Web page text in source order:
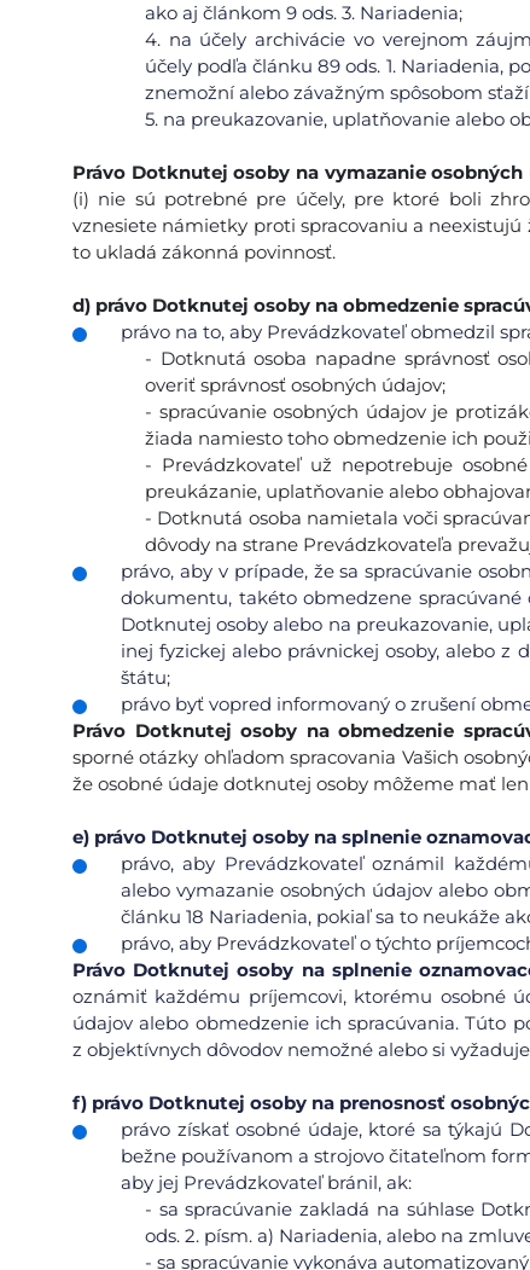
ako aj článkom 9 ods. 3. Nariadenia;
4. na účely archivácie vo verejnom
účely podľa článku 89 ods. 1. Nariadenia,
znemožní alebo závažným spôsobom
5. na preukazovanie, uplatňovanie alebo
Právo Dotknutej osoby na vymazanie osobných
(i) nie sú potrebné pre účely, pre ktoré boli
vznesiete námietky proti spracovaniu a
to ukladá zákonná povinnosť.
d) právo Dotknutej osoby na obmedzenie
právo na to, aby Prevádzkovateľ obmedzil
- Dotknutá osoba napadne správnosť
overiť správnosť osobných údajov;
- spracúvanie osobných údajov je
žiada namiesto toho obmedzenie ich
- Prevádzkovateľ už nepotrebuje
preukázanie, uplatňovanie alebo
- Dotknutá osoba namietala voči
dôvody na strane Prevádzkovateľa
právo, aby v prípade, že sa spracúvanie
dokumentu, takéto obmedzene spracúvané
Dotknutej osoby alebo na preukazovanie,
inej fyzickej alebo právnickej osoby, alebo z
štátu;
právo byť vopred informovaný o zrušení
Právo Dotknutej osoby na obmedzenie
sporné otázky ohľadom spracovania Vašich
že osobné údaje dotknutej osoby môžeme mať
e) právo Dotknutej osoby na splnenie
právo, aby Prevádzkovateľ oznámil
alebo vymazanie osobných údajov alebo
článku 18 Nariadenia, pokiaľ sa to neukáže
právo, aby Prevádzkovateľ o týchto
Právo Dotknutej osoby na splnenie
oznámiť každému príjemcovi, ktorému osobné
údajov alebo obmedzenie ich spracúvania. Túto
z objektívnych dôvodov nemožné alebo si
f) právo Dotknutej osoby na prenosnosť
právo získať osobné údaje, ktoré sa týkajú
bežne používanom a strojovo čitateľnom
aby jej Prevádzkovateľ bránil, ak:
- sa spracúvanie zakladá na súhlase
ods. 2. písm. a) Nariadenia, alebo na
- sa spracúvanie vykonáva